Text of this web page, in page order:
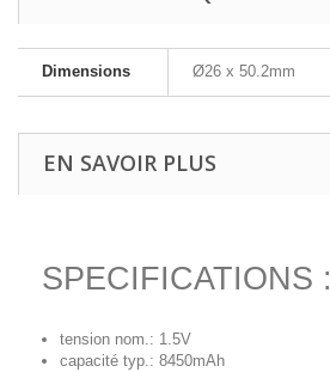
Dimensions Ø26 x 50.2mm
EN SAVOIR PLUS
SPECIFICATIONS :
tension nom.: 1.5V
capacité typ.: 8450mAh